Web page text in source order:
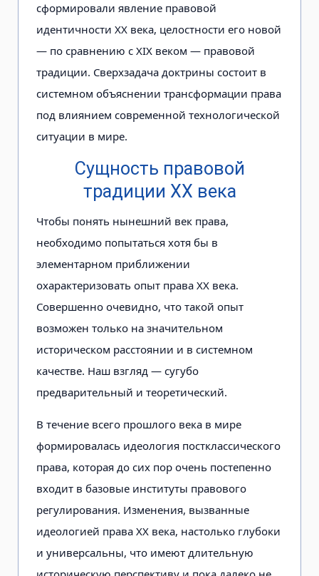
сформировали явление правовой
идентичности XX века, целостности его новой
— по сравнению с XIX веком — правовой
традиции. Сверхзадача доктрины состоит в
системном объяснении трансформации права
под влиянием современной технологической
ситуации в мире.
Сущность правовой
традиции XX века
Чтобы понять нынешний век права,
необходимо попытаться хотя бы в
элементарном приближении
охарактеризовать опыт права XX века.
Совершенно очевидно, что такой опыт
возможен только на значительном
историческом расстоянии и в системном
качестве. Наш взгляд — сугубо
предварительный и теоретический.
В течение всего прошлого века в мире
формировалась идеология постклассического
права, которая до сих пор очень постепенно
входит в базовые институты правового
регулирования. Изменения, вызванные
идеологией права XX века, настолько глубоки
и универсальны, что имеют длительную